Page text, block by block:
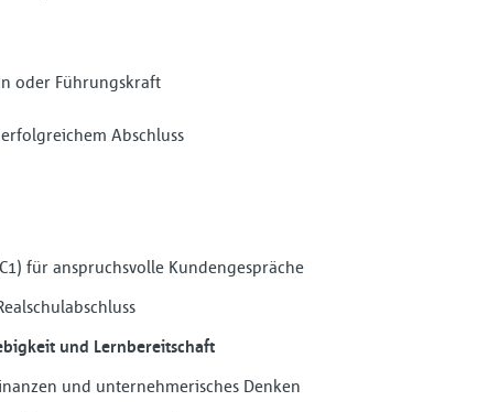
oder Führungskraft
Abschluss
für anspruchsvolle Kundengespräche
und Lernbereitschaft
und unternehmerisches Denken